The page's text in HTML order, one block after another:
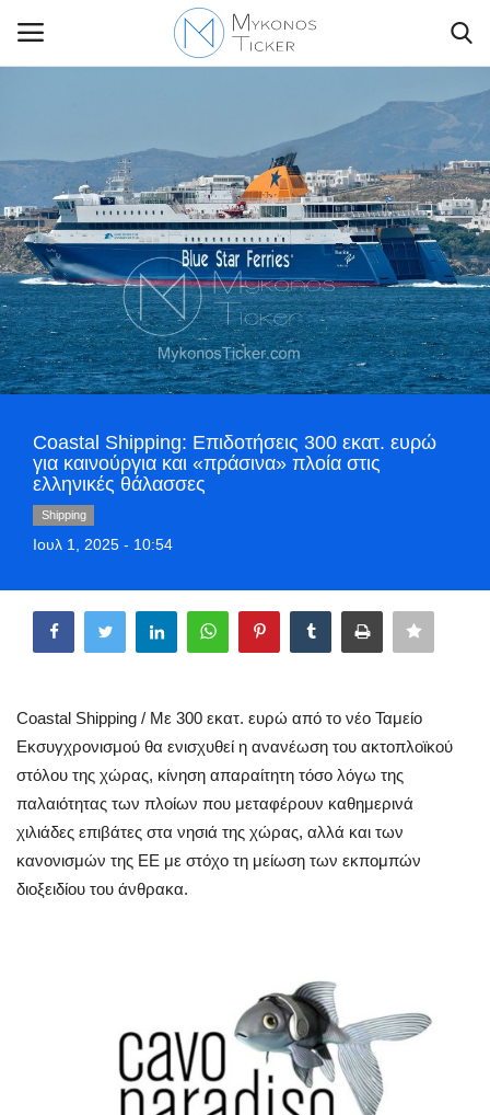
Contact Us
Politique
Business
Travel
World
Style Adorés
Greece
Arts & Culture
Sustainability
Health
Aegean Islands
Coastal Shipping: Επιδοτήσεις 300 εκατ. ευρώ
για καινούργια και «πράσινα» πλοία στις
ελληνικές θάλασσες
Shipping
Ιουλ 1, 2025 - 10:54
Coastal Shipping / Με 300 εκατ. ευρώ από το νέο Ταμείο
Εκσυγχρονισμού θα ενισχυθεί η ανανέωση του ακτοπλοϊκού
στόλου της χώρας, κίνηση απαραίτητη τόσο λόγω της
παλαιότητας των πλοίων που μεταφέρουν καθημερινά
χιλιάδες επιβάτες στα νησιά της χώρας, αλλά και των
κανονισμών της ΕΕ με στόχο τη μείωση των εκπομπών
διοξειδίου του άνθρακα.